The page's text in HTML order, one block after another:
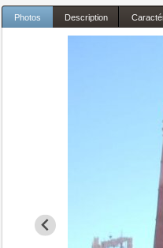
Photos Description